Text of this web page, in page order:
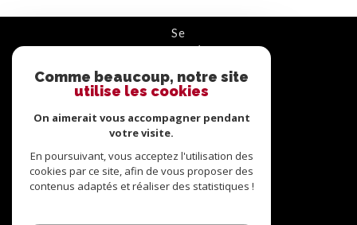
se
connecter
ESPACE PROPRIÉTAIRE
nous
suivre
Comme beaucoup, notre site
utilise les cookies
On aimerait vous accompagner pendant
votre visite.
En poursuivant, vous acceptez l'utilisation des
cookies par ce site, afin de vous proposer des
contenus adaptés et réaliser des statistiques !